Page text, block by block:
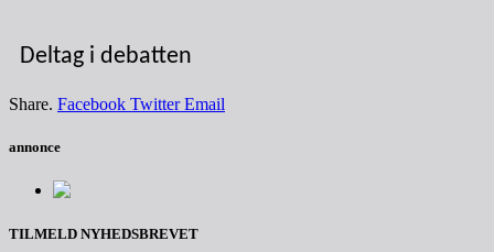
Deltag i debatten
Share. Facebook Twitter Email
annonce
TILMELD NYHEDSBREVET